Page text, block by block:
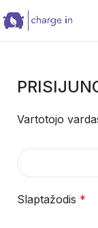
Vartotojo
Slaptažodis *